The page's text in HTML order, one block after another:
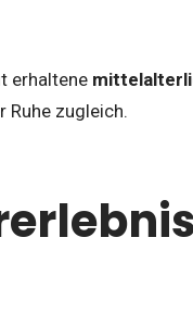
erhaltene
Ruhe zugleich.